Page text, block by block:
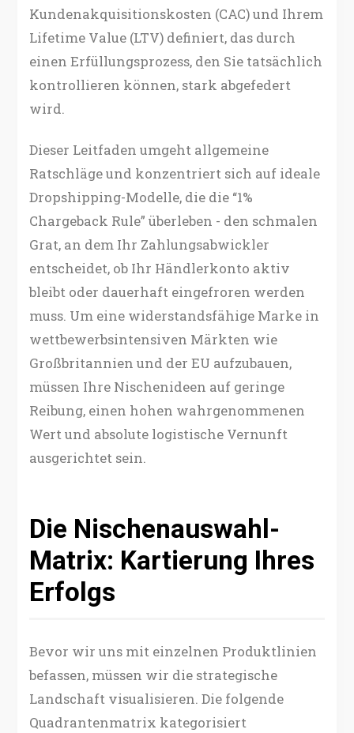
Kundenakquisitionskosten (CAC) und Ihrem
Lifetime Value (LTV) definiert, das durch
einen Erfüllungsprozess, den Sie tatsächlich
kontrollieren können, stark abgefedert
wird.
Dieser Leitfaden umgeht allgemeine
Ratschläge und konzentriert sich auf ideale
Dropshipping-Modelle, die die “1%
Chargeback Rule” überleben - den schmalen
Grat, an dem Ihr Zahlungsabwickler
entscheidet, ob Ihr Händlerkonto aktiv
bleibt oder dauerhaft eingefroren werden
muss. Um eine widerstandsfähige Marke in
wettbewerbsintensiven Märkten wie
Großbritannien und der EU aufzubauen,
müssen Ihre Nischenideen auf geringe
Reibung, einen hohen wahrgenommenen
Wert und absolute logistische Vernunft
ausgerichtet sein.
Die Nischenauswahl-
Matrix: Kartierung Ihres
Erfolgs
Bevor wir uns mit einzelnen Produktlinien
befassen, müssen wir die strategische
Landschaft visualisieren. Die folgende
Quadrantenmatrix kategorisiert